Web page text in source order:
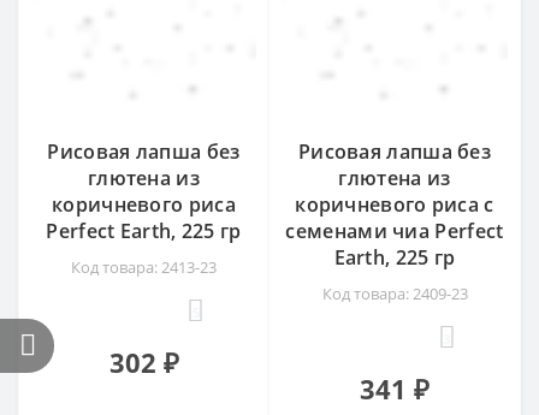
Рисовая лапша без
глютена из
коричневого риса
Perfect Earth, 225 гр
Код товара: 2413-23
302 ₽
Рисовая лапша без
глютена из
коричневого риса с
семенами чиа Perfect
Earth, 225 гр
Код товара: 2409-23
341 ₽